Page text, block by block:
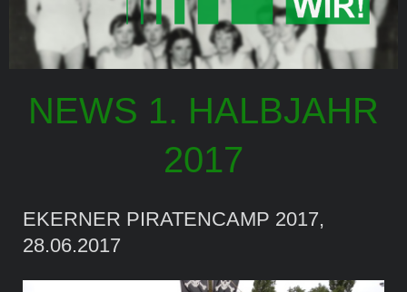
NEWS 1. HALBJAHR
2017
EKERNER PIRATENCAMP 2017,
28.06.2017